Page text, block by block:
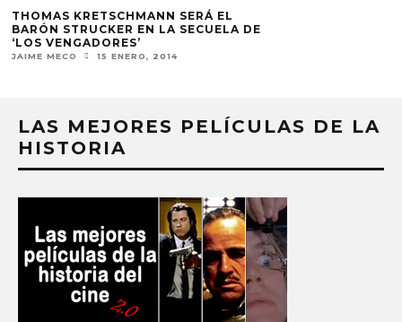
THOMAS KRETSCHMANN SERÁ EL
BARÓN STRUCKER EN LA SECUELA DE
‘LOS VENGADORES’
JAIME MECO 15 ENERO, 2014
LAS MEJORES PELÍCULAS DE LA
HISTORIA